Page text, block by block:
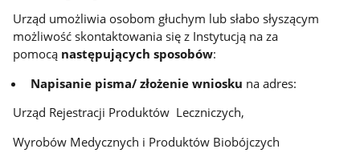
Urząd umożliwia osobom głuchym lub słabo słyszącym
możliwość skontaktowania się z Instytucją na za
pomocą następujących sposobów:
Napisanie pisma/ złożenie wniosku na adres:
Urząd Rejestracji Produktów Leczniczych,
Wyrobów Medycznych i Produktów Biobójczych